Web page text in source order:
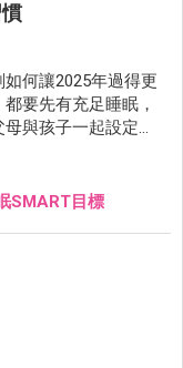
何讓2025年過得更
要先有充足睡眠，
與孩子一起設定睡
眠習慣，讓全家享
SMART目標